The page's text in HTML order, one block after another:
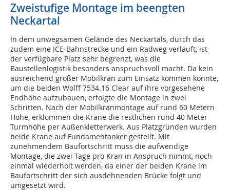
Zweistufige Montage im beengten
Neckartal
In dem unwegsamen Gelände des Neckartals, durch das
zudem eine ICE-Bahnstrecke und ein Radweg verläuft, ist
der verfügbare Platz sehr begrenzt, was die
Baustellenlogistik besonders anspruchsvoll macht. Da kein
ausreichend großer Mobilkran zum Einsatz kommen konnte,
um die beiden Wolff 7534.16 Clear auf ihre vorgesehene
Endhöhe aufzubauen, erfolgte die Montage in zwei
Schritten. Nach der Mobilkranmontage auf rund 60 Metern
Höhe, erklommen die Krane die restlichen rund 40 Meter
Turmhöhe per Außenkletterwerk. Aus Platzgründen wurden
beide Krane auf Fundamentanker gestellt. Mit
zunehmendem Baufortschritt muss die aufwendige
Montage, die zwei Tage pro Kran in Anspruch nimmt, noch
einmal wiederholt werden, da einer der beiden Krane im
Baufortschritt der sich ausdehnenden Brücke folgt und
umgesetzt wird.